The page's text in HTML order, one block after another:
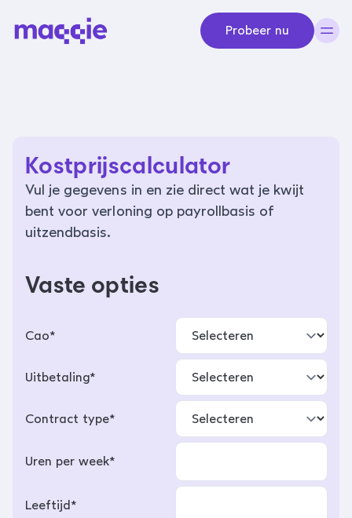
Probeer nu
Kostprijscalculator
Vul je gegevens in en zie direct wat je kwijt
bent voor verloning op payrollbasis of
uitzendbasis.
Vaste opties
Cao*
Uitbetaling*
Contract type*
Uren per week*
Leeftijd*